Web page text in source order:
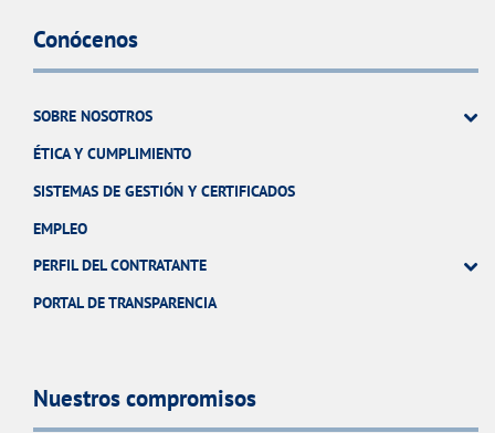
Conócenos
SOBRE NOSOTROS
ÉTICA Y CUMPLIMIENTO
SISTEMAS DE GESTIÓN Y CERTIFICADOS
EMPLEO
PERFIL DEL CONTRATANTE
PORTAL DE TRANSPARENCIA
Nuestros compromisos